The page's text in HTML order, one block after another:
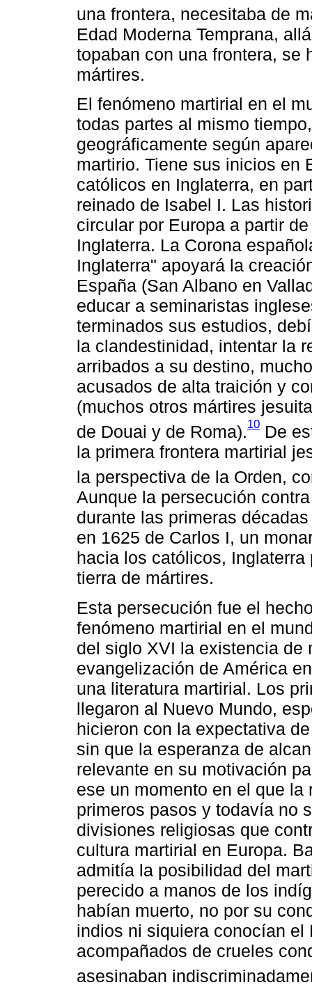
una frontera, necesitaba de
Edad Moderna Temprana,
topaban con una frontera, se
mártires.
El fenómeno martirial en el
todas partes al mismo
geográficamente según
martirio. Tiene sus inicios en
católicos en Inglaterra, en
reinado de Isabel I. Las
circular por Europa a partir
Inglaterra. La Corona
Inglaterra" apoyará la
España (San Albano en
educar a seminaristas
terminados sus estudios,
la clandestinidad, intentar la
arribados a su destino,
acusados de alta traición y
(muchos otros mártires
de Douai y de Roma).10 De
la primera frontera martirial
la perspectiva de la Orden,
Aunque la persecución
durante las primeras
en 1625 de Carlos I, un
hacia los católicos,
tierra de mártires.
Esta persecución fue el
fenómeno martirial en el
del siglo XVI la existencia de
evangelización de América
una literatura martirial. Los
llegaron al Nuevo Mundo,
hicieron con la expectativa
sin que la esperanza de
relevante en su motivación
ese un momento en el que
primeros pasos y todavía no
divisiones religiosas que
cultura martirial en Europa.
admitía la posibilidad del
perecido a manos de los
habían muerto, no por su
indios ni siquiera conocían
acompañados de crueles
asesinaban